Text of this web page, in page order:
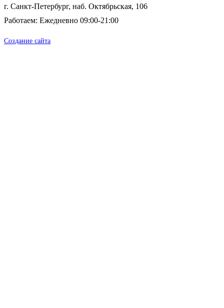
г. Санкт-Петербург, наб. Октябрьская, 106
Работаем: Ежедневно 09:00-21:00
Создание сайта